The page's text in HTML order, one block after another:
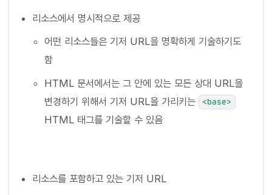
리소스에서 명시적으로 제공
어떤 리소스들은 기저 URL을 명확하게 기술하기도
함
HTML 문서에서는 그 안에 있는 모든 상대 URL을
변경하기 위해서 기저 URL을 가리키는
<base>
HTML 태그를 기술할 수 있음
리소스를 포함하고 있는 기저 URL